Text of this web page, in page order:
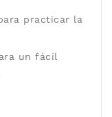
practicar la
un fácil